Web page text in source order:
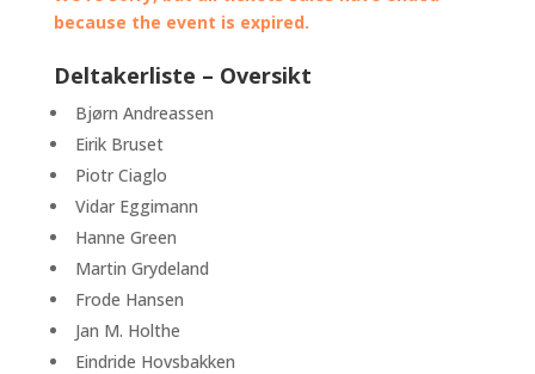
because the event is expired.
Deltakerliste – Oversikt
Bjørn Andreassen
Eirik Bruset
Piotr Ciaglo
Vidar Eggimann
Hanne Green
Martin Grydeland
Frode Hansen
Jan M. Holthe
Eindride Hovsbakken